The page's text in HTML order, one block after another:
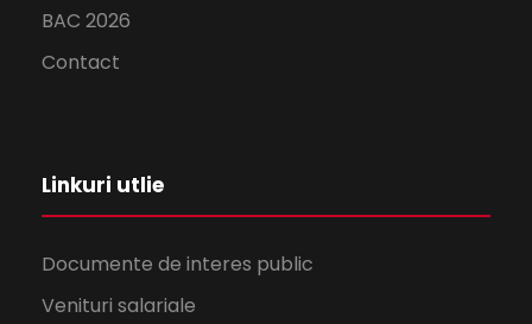
BAC 2026
Contact
Linkuri utlie
Documente de interes public
Venituri salariale